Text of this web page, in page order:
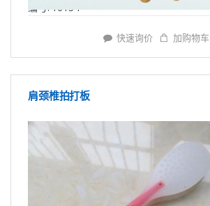
编号: Y6154
快速询价 加购物车
肩颈椎拍打板